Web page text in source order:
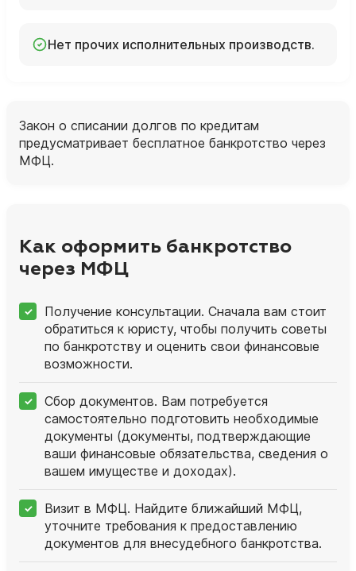
Нет прочих исполнительных производств.
Закон о списании долгов по кредитам
предусматривает бесплатное банкротство через
МФЦ.
Как оформить банкротство
через МФЦ
Получение консультации. Сначала вам стоит
обратиться к юристу, чтобы получить советы
по банкротству и оценить свои финансовые
возможности.
Сбор документов. Вам потребуется
самостоятельно подготовить необходимые
документы (документы, подтверждающие
ваши финансовые обязательства, сведения о
вашем имуществе и доходах).
Визит в МФЦ. Найдите ближайший МФЦ,
уточните требования к предоставлению
документов для внесудебного банкротства.